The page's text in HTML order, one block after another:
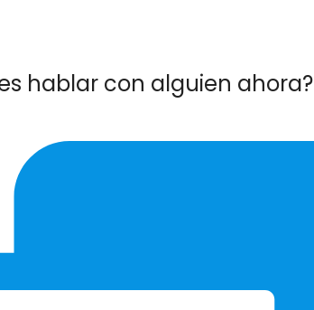
hablar con alguien ahora?